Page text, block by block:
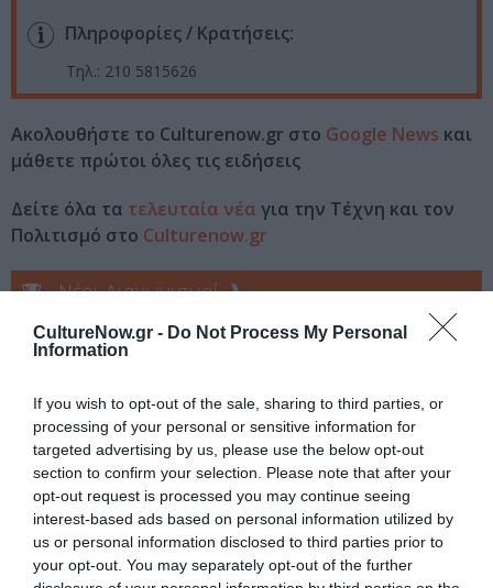
CultureNow.gr - Do Not Process My Personal
Information
If you wish to opt-out of the sale, sharing to third parties, or
processing of your personal or sensitive information for
targeted advertising by us, please use the below opt-out
section to confirm your selection. Please note that after your
opt-out request is processed you may continue seeing
interest-based ads based on personal information utilized by
us or personal information disclosed to third parties prior to
your opt-out. You may separately opt-out of the further
Πληροφορίες / Κρατήσεις:
Τηλ.: 210 5815626
Ακολουθήστε το Culturenow.gr στο Google News και
μάθετε πρώτοι όλες τις ειδήσεις
Δείτε όλα τα τελευταία νέα για την Τέχνη και τον
Πολιτισμό στο Culturenow.gr
Νέοι Διαγωνισμοί❯
Tags
Newsletter
Κάθε βδομάδα στο e-mail σας τα τελευταία νέα για
την Τέχνη και τον Πολιτισμό!